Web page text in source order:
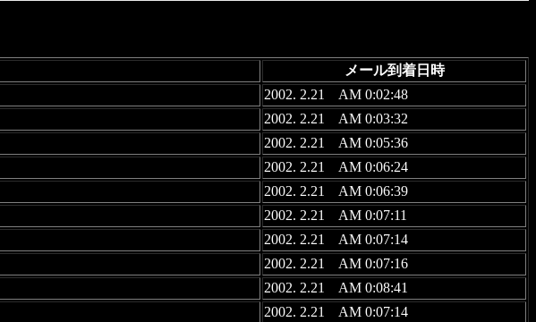
メール到着日時
2002. 2.21 AM 0:02:48
2002. 2.21 AM 0:03:32
2002. 2.21 AM 0:05:36
2002. 2.21 AM 0:06:24
2002. 2.21 AM 0:06:39
2002. 2.21 AM 0:07:11
2002. 2.21 AM 0:07:14
2002. 2.21 AM 0:07:16
2002. 2.21 AM 0:08:41
2002. 2.21 AM 0:07:14